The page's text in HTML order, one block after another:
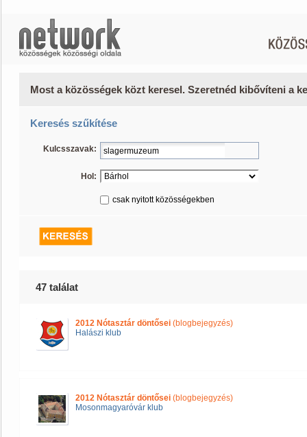
Most a közösségek közt keresel. Szeretnéd kibővíteni a
Keresés szűkítése
Kulcsszavak:
Hol:
csak nyitott közösségekben
47 találat
2012 Nótasztár döntősei (blogbejegyzés)
Halászi klub
2012 Nótasztár döntősei (blogbejegyzés)
Mosonmagyaróvár klub